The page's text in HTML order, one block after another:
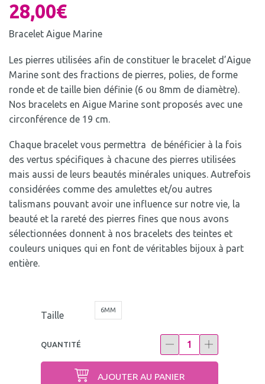
28,00€
Bracelet Aigue Marine
Les pierres utilisées afin de constituer le bracelet d’Aigue
Marine sont des fractions de pierres, polies, de forme
ronde et de taille bien définie (6 ou 8mm de diamètre).
Nos bracelets en Aigue Marine sont proposés avec une
circonférence de 19 cm.
Chaque bracelet vous permettra de bénéficier à la fois
des vertus spécifiques à chacune des pierres utilisées
mais aussi de leurs beautés minérales uniques. Autrefois
considérées comme des amulettes et/ou autres
talismans pouvant avoir une influence sur notre vie, la
beauté et la rareté des pierres fines que nous avons
sélectionnées donnent à nos bracelets des teintes et
couleurs uniques qui en font de véritables bijoux à part
entière.
Taille 6MM
QUANTITÉ
AJOUTER AU PANIER